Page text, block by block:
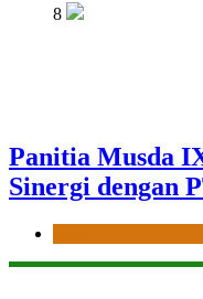
8
Panitia Musda
Sinergi dengan